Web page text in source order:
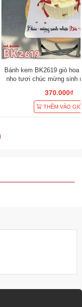
Bánh kem BK2619 giỏ hoa
nho tươi chúc mừng sinh
370.000₫
THÊM VÀO GIỎ